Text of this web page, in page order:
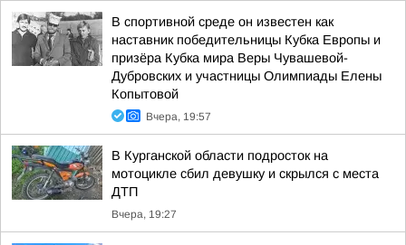
В спортивной среде он известен как
наставник победительницы Кубка Европы и
призёра Кубка мира Веры Чувашевой-
Дубровских и участницы Олимпиады Елены
Копытовой
Вчера, 19:57
В Курганской области подросток на
мотоцикле сбил девушку и скрылся с места
ДТП
Вчера, 19:27